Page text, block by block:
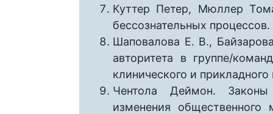
Куттер Петер, Мюллер
бессознательных
Шаповалова Е. В.,
авторитета в группе/
клинического и
Чентола Деймон. Законы
изменения